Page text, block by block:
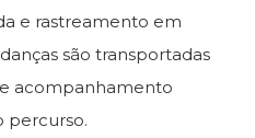
e rastreamento em
são transportadas
acompanhamento
percurso.